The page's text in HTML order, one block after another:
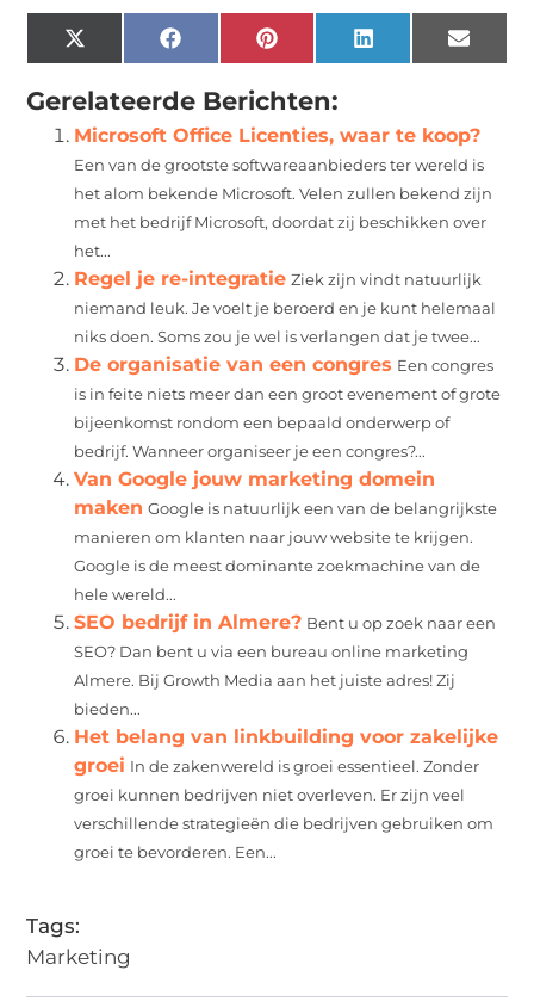
X
(Twitter)
FacebookPinterest LinkedIn Email
Gerelateerde Berichten:
Microsoft Office Licenties, waar te koop?
Een van de grootste softwareaanbieders ter wereld is
het alom bekende Microsoft. Velen zullen bekend zijn
met het bedrijf Microsoft, doordat zij beschikken over
het...
Regel je re-integratie Ziek zijn vindt natuurlijk
niemand leuk. Je voelt je beroerd en je kunt helemaal
niks doen. Soms zou je wel is verlangen dat je twee...
De organisatie van een congres Een congres
is in feite niets meer dan een groot evenement of grote
bijeenkomst rondom een bepaald onderwerp of
bedrijf. Wanneer organiseer je een congres?...
Van Google jouw marketing domein
maken Google is natuurlijk een van de belangrijkste
manieren om klanten naar jouw website te krijgen.
Google is de meest dominante zoekmachine van de
hele wereld...
SEO bedrijf in Almere? Bent u op zoek naar een
SEO? Dan bent u via een bureau online marketing
Almere. Bij Growth Media aan het juiste adres! Zij
bieden...
Het belang van linkbuilding voor zakelijke
groei In de zakenwereld is groei essentieel. Zonder
groei kunnen bedrijven niet overleven. Er zijn veel
verschillende strategieën die bedrijven gebruiken om
groei te bevorderen. Een...
Tags:
Marketing